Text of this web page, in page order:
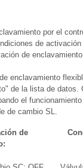
por el
de
de
enclavamiento
de la lista de datos.
el
de cambio SL.
de